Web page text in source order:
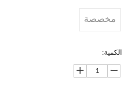
مخصصة
الكمية: